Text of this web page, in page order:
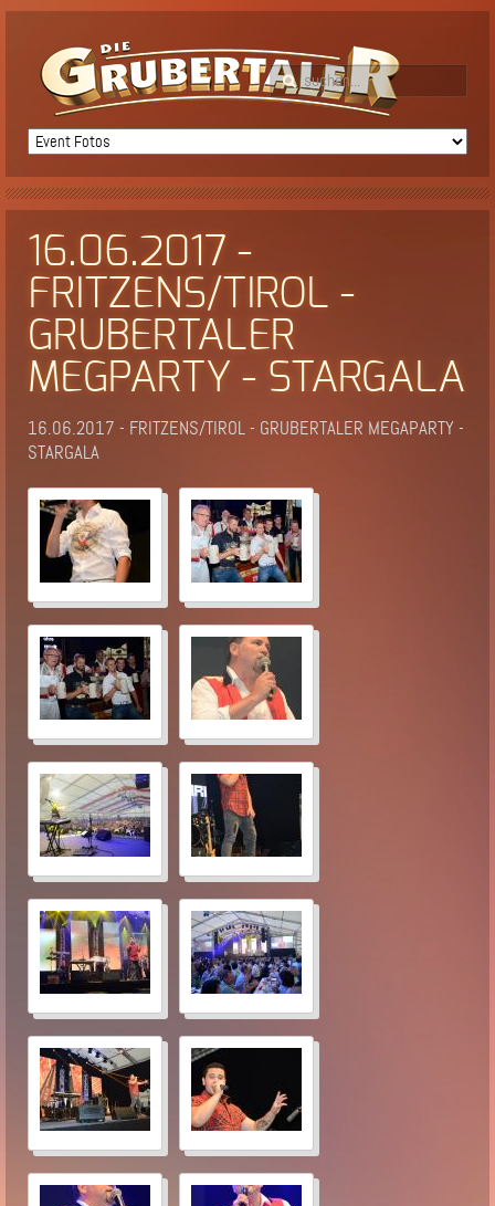
16.06.2017 -
FRITZENS/TIROL -
GRUBERTALER
MEGPARTY - STARGALA
16.06.2017 - FRITZENS/TIROL - GRUBERTALER MEGAPARTY -
STARGALA